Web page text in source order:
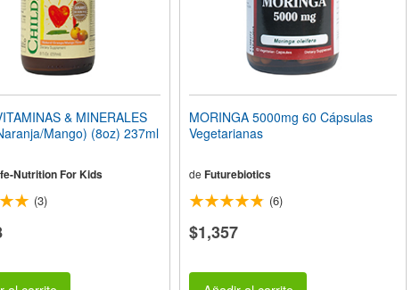
& MINERALES
Mango) (8oz) 237ml
Nutrition For Kids
(3)
MORINGA 5000mg 60 Cápsulas
Vegetarianas
de Futurebiotics
(6)
$1,357